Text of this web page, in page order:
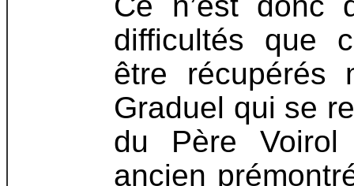
difficultés que
être récupérés
Graduel qui se
du Père
ancien